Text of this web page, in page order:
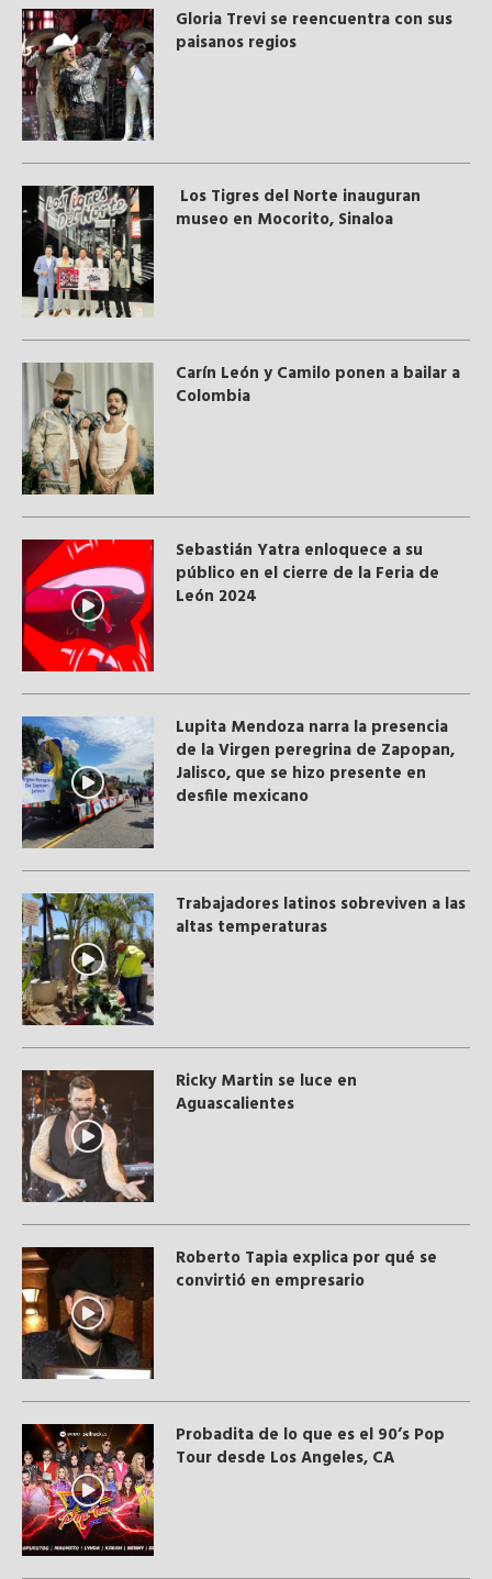
Gloria Trevi se reencuentra con sus
paisanos regios
Los Tigres del Norte inauguran
museo en Mocorito, Sinaloa
Carín León y Camilo ponen a bailar a
Colombia
Sebastián Yatra enloquece a su
público en el cierre de la Feria de
León 2024
Lupita Mendoza narra la presencia
de la Virgen peregrina de Zapopan,
Jalisco, que se hizo presente en
desfile mexicano
Trabajadores latinos sobreviven a las
altas temperaturas
Ricky Martin se luce en
Aguascalientes
Roberto Tapia explica por qué se
convirtió en empresario
Probadita de lo que es el 90’s Pop
Tour desde Los Angeles, CA